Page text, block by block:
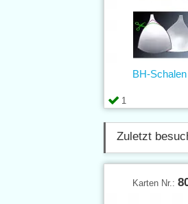
1
BH-
Zuletzt
Karten Nr.: